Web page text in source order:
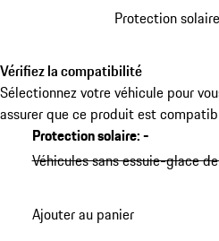
Protection
Vérifiez la compatibilité
Sélectionnez votre véhicule pour
assurer que ce produit est
Protection solaire:-
Véhicules sans essuie-glace
Ajouter au panier